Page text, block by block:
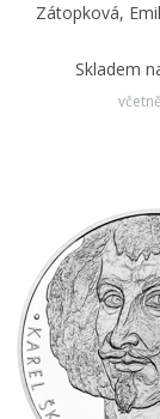
Zátopková,
Skladem